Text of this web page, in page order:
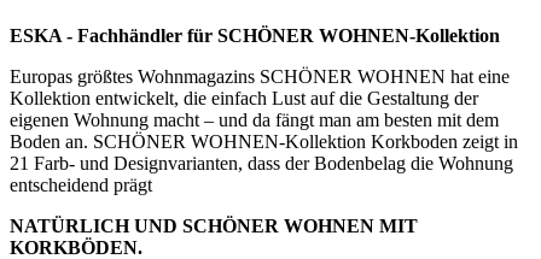
ESKA - Fachhändler für SCHÖNER WOHNEN-Kollektion
Europas größtes Wohnmagazins SCHÖNER WOHNEN hat eine
Kollektion entwickelt, die einfach Lust auf die Gestaltung der
eigenen Wohnung macht – und da fängt man am besten mit dem
Boden an. SCHÖNER WOHNEN-Kollektion Korkboden zeigt in
21 Farb- und Designvarianten, dass der Bodenbelag die Wohnung
entscheidend prägt
NATÜRLICH UND SCHÖNER WOHNEN MIT
KORKBÖDEN.